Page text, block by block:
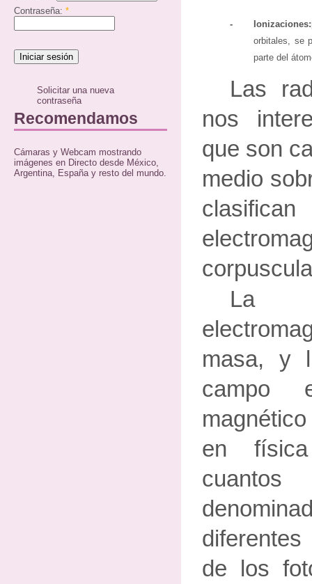
Contraseña: *
Solicitar una nueva
contraseña
Recomendamos
Cámaras y Webcam mostrando
imágenes en Directo desde México,
Argentina, España y resto del mundo.
- Ionizaciones:
orbitales, se
parte del
Las
nos
que son
medio
La
masa, y
campo
en
de los